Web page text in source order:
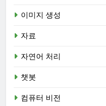
이미지 생성
자료
자연어 처리
챗봇
컴퓨터 비전